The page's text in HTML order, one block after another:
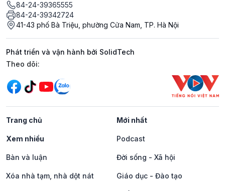
84-24-39365555
84-24-39342724
41-43 phố Bà Triệu, phường Cửa Nam, TP. Hà Nội
Phát triển và vận hành bởi SolidTech
Mạng xã hội
Theo dõi:
Trang chủ Mới nhất
Xem nhiều Podcast
Bàn và luận Đời sống - Xã hội
Xóa nhà tạm, nhà dột nát Giáo dục - Đào tạo